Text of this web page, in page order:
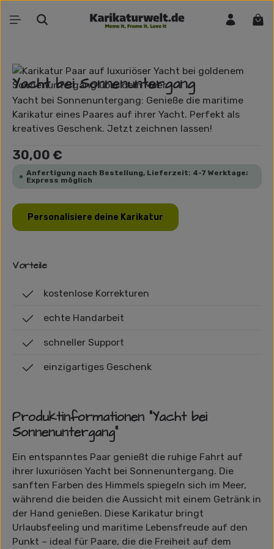
Zum Hauptinhalt springen
Bildergalerie überspringen
Yacht bei Sonnenuntergang
Yacht bei Sonnenuntergang: Genieße die maritime
Karikatur eines Paares auf ihrer Yacht. Perfekt als
kreatives Geschenk. Jetzt zeichnen lassen!
Regulärer Preis:
30,00 €
Anfertigung nach Bestellung, Lieferzeit: 4-7 Werktage;
Express möglich
Personalisiere deine Karikatur
Vorteile
kostenlose Korrekturen
echte Handarbeit
schneller Support
einzigartiges Geschenk
Produktinformationen "Yacht bei
Sonnenuntergang"
Ein entspanntes Paar genießt die ruhige Fahrt auf
ihrer luxuriösen Yacht bei Sonnenuntergang. Die
sanften Farben des Himmels spiegeln sich im Meer,
während die beiden die Aussicht mit einem Getränk in
der Hand genießen. Diese Karikatur bringt
Urlaubsfeeling und maritime Lebensfreude auf den
Punkt – ideal für Paare, die die Freiheit auf dem